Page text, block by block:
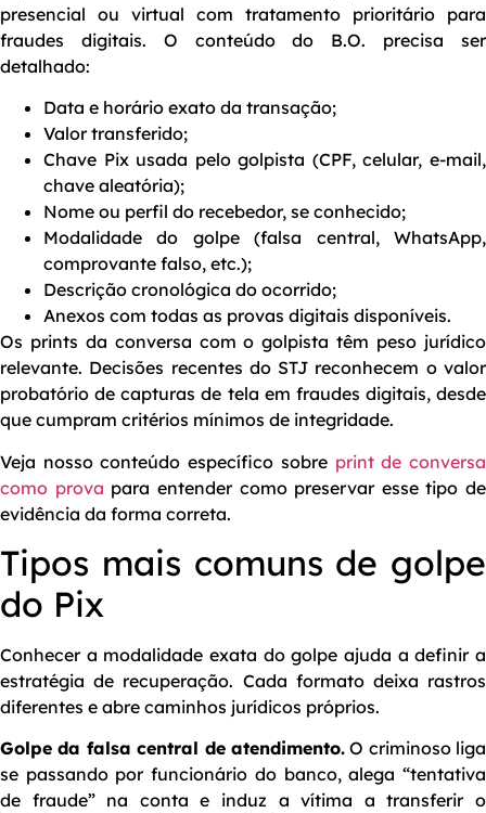
presencial ou virtual com tratamento prioritário para
fraudes digitais. O conteúdo do B.O. precisa ser
detalhado:
Data e horário exato da transação;
Valor transferido;
Chave Pix usada pelo golpista (CPF, celular, e-mail,
chave aleatória);
Nome ou perfil do recebedor, se conhecido;
Modalidade do golpe (falsa central, WhatsApp,
comprovante falso, etc.);
Descrição cronológica do ocorrido;
Anexos com todas as provas digitais disponíveis.
Os prints da conversa com o golpista têm peso jurídico
relevante. Decisões recentes do STJ reconhecem o valor
probatório de capturas de tela em fraudes digitais, desde
que cumpram critérios mínimos de integridade.
Veja nosso conteúdo específico sobre print de conversa
como prova para entender como preservar esse tipo de
evidência da forma correta.
Tipos mais comuns de golpe
do Pix
Conhecer a modalidade exata do golpe ajuda a definir a
estratégia de recuperação. Cada formato deixa rastros
diferentes e abre caminhos jurídicos próprios.
Golpe da falsa central de atendimento.O criminoso liga
se passando por funcionário do banco, alega “tentativa
de fraude” na conta e induz a vítima a transferir o